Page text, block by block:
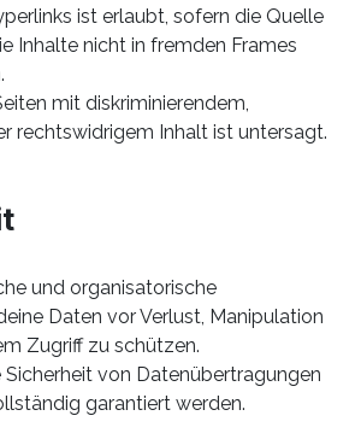
ist erlaubt, sofern die Quelle
Inhalte nicht in fremden Frames
mit diskriminierendem,
rechtswidrigem Inhalt ist untersagt.
und organisatorische
Daten vor Verlust, Manipulation
Zugriff zu schützen.
von Datenübertragungen
garantiert werden.